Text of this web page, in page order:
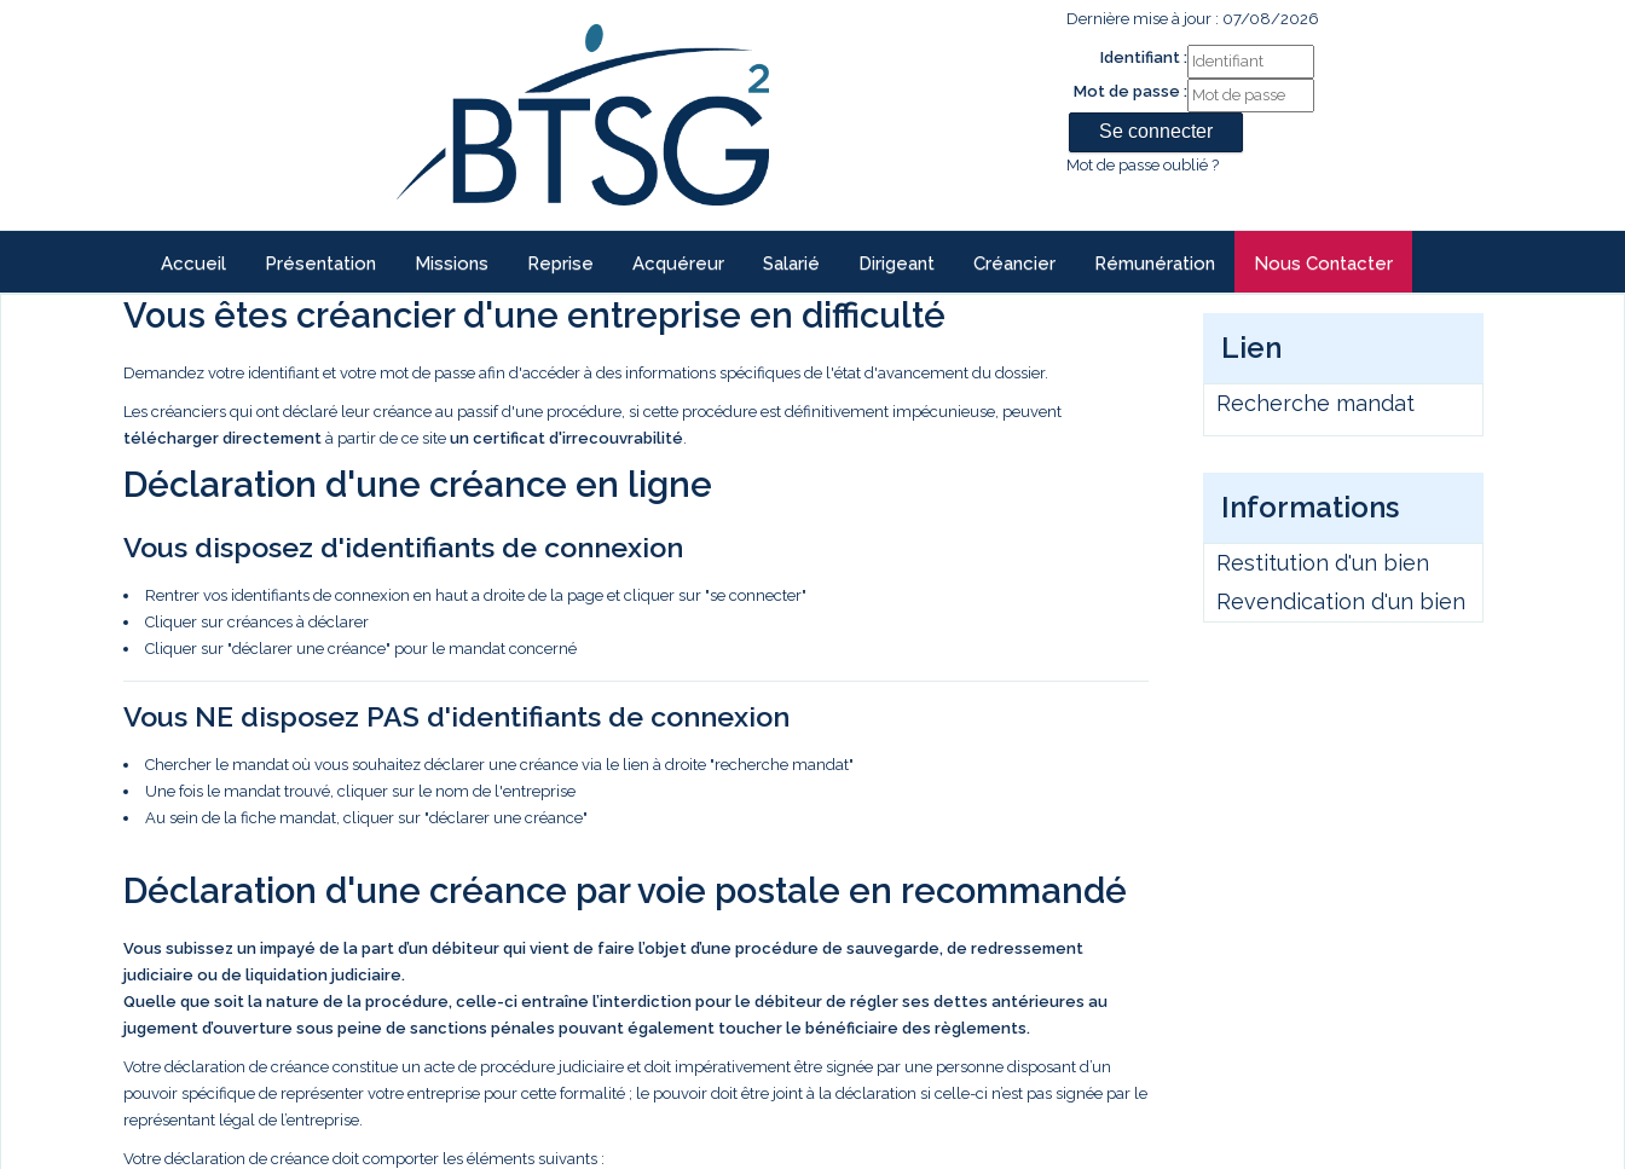
Dernière mise à jour : 07/08/2026
Identifiant :
Mot de passe :
Mot de passe oublié ?
Accueil Présentation Missions Reprise Acquéreur Salarié Dirigeant Créancier Rémunération Nous Contacter
Vous êtes créancier d'une entreprise en difficulté
Demandez votre identifiant et votre mot de passe afin d'accéder à des informations spécifiques de l'état d'avancement du dossier.
Les créanciers qui ont déclaré leur créance au passif d'une procédure, si cette procédure est définitivement impécunieuse, peuvent
télécharger directement à partir de ce site un certificat d'irrecouvrabilité.
Déclaration d'une créance en ligne
Vous disposez d'identifiants de connexion
Rentrer vos identifiants de connexion en haut a droite de la page et cliquer sur "se connecter"
Cliquer sur créances à déclarer
Cliquer sur "déclarer une créance" pour le mandat concerné
Vous NE disposez PAS d'identifiants de connexion
Chercher le mandat où vous souhaitez déclarer une créance via le lien à droite "recherche mandat"
Une fois le mandat trouvé, cliquer sur le nom de l'entreprise
Au sein de la fiche mandat, cliquer sur "déclarer une créance"
Déclaration d'une créance par voie postale en recommandé
Vous subissez un impayé de la part d’un débiteur qui vient de faire l’objet d’une procédure de sauvegarde, de redressement
judiciaire ou de liquidation judiciaire.
Quelle que soit la nature de la procédure, celle-ci entraîne l’interdiction pour le débiteur de régler ses dettes antérieures au
jugement d’ouverture sous peine de sanctions pénales pouvant également toucher le bénéficiaire des règlements.
Votre déclaration de créance constitue un acte de procédure judiciaire et doit impérativement être signée par une personne disposant d’un
pouvoir spécifique de représenter votre entreprise pour cette formalité ; le pouvoir doit être joint à la déclaration si celle-ci n’est pas signée par le
représentant légal de l’entreprise.
Votre déclaration de créance doit comporter les éléments suivants :
Lien
Recherche mandat
Informations
Restitution d'un bien
Revendication d'un bien